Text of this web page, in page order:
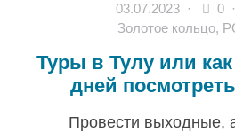
03.07.2023 · 0
Золотое кольцо,
Туры в Тулу или как
дней
Провести выходные,